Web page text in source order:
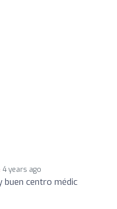
4 years ago
buen centro médic